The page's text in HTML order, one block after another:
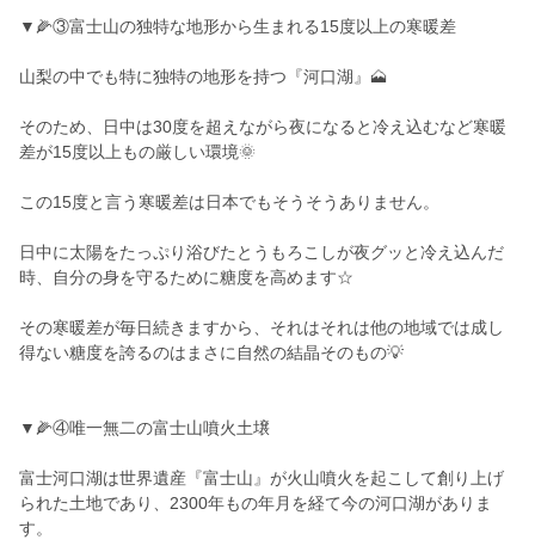
▼🌽③富士山の独特な地形から生まれる15度以上の寒暖差
山梨の中でも特に独特の地形を持つ『河口湖』🗻
そのため、日中は30度を超えながら夜になると冷え込むなど寒暖
差が15度以上もの厳しい環境🌞
この15度と言う寒暖差は日本でもそうそうありません。
日中に太陽をたっぷり浴びたとうもろこしが夜グッと冷え込んだ
時、自分の身を守るために糖度を高めます☆
その寒暖差が毎日続きますから、それはそれは他の地域では成し
得ない糖度を誇るのはまさに自然の結晶そのもの💡
▼🌽④唯一無二の富士山噴火土壌
富士河口湖は世界遺産『富士山』が火山噴火を起こして創り上げ
られた土地であり、2300年もの年月を経て今の河口湖がありま
す。